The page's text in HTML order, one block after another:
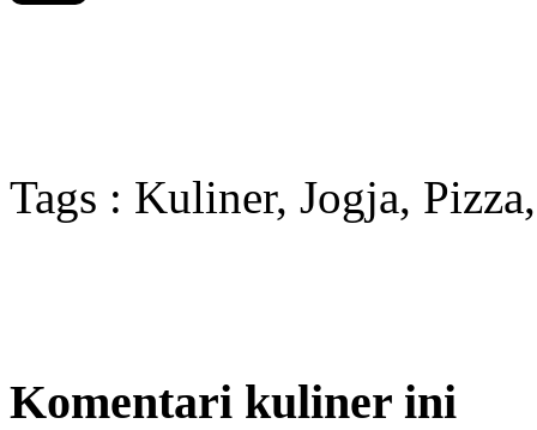
Tags : Kuliner, Jogja,
Komentari kuliner ini